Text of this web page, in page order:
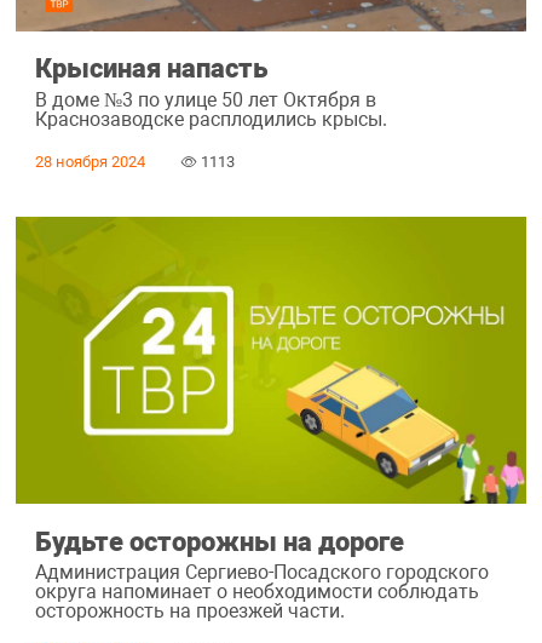
Крысиная напасть
В доме №3 по улице 50 лет Октября в
Краснозаводске расплодились крысы.
28 ноября 2024 1113
Будьте осторожны на дороге
Администрация Сергиево-Посадского городского
округа напоминает о необходимости соблюдать
осторожность на проезжей части.